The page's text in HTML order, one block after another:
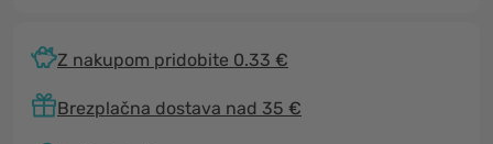
Z nakupom pridobite 0.33 €
Brezplačna dostava nad 35 €